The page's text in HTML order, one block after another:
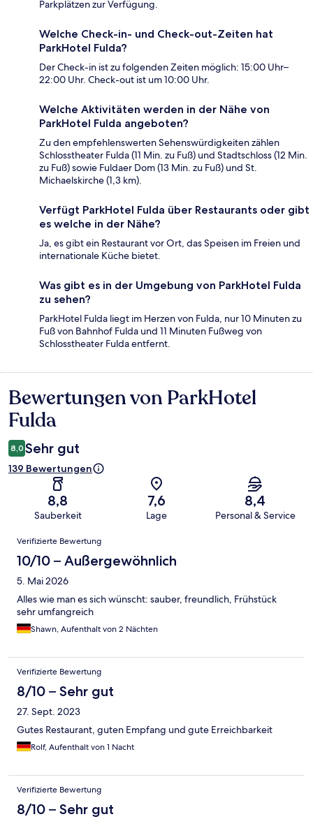
Parkplätzen zur Verfügung.
Welche Check-in- und Check-out-Zeiten hat
ParkHotel Fulda?
Der Check-in ist zu folgenden Zeiten möglich: 15:00 Uhr–
22:00 Uhr. Check-out ist um 10:00 Uhr.
Welche Aktivitäten werden in der Nähe von
ParkHotel Fulda angeboten?
Zu den empfehlenswerten Sehenswürdigkeiten zählen
Schlosstheater Fulda (11 Min. zu Fuß) und Stadtschloss (12 Min.
zu Fuß) sowie Fuldaer Dom (13 Min. zu Fuß) und St.
Michaelskirche (1,3 km).
Verfügt ParkHotel Fulda über Restaurants oder gibt
es welche in der Nähe?
Ja, es gibt ein Restaurant vor Ort, das Speisen im Freien und
internationale Küche bietet.
Was gibt es in der Umgebung von ParkHotel Fulda
zu sehen?
ParkHotel Fulda liegt im Herzen von Fulda, nur 10 Minuten zu
Fuß von Bahnhof Fulda und 11 Minuten Fußweg von
Schlosstheater Fulda entfernt.
Bewertungen
Bewertungen von ParkHotel
Fulda
8,0 Sehr gut
139 Bewertungen
8,8
Sauberkeit
7,6
Lage
8,4
Personal & Service
Bewertungen
Verifizierte Bewertung
10/10 – Außergewöhnlich
5. Mai 2026
Alles wie man es sich wünscht: sauber, freundlich, Frühstück
sehr umfangreich
Shawn, Aufenthalt von 2 Nächten
Verifizierte Bewertung
8/10 – Sehr gut
27. Sept. 2023
Gutes Restaurant, guten Empfang und gute Erreichbarkeit
Rolf, Aufenthalt von 1 Nacht
Verifizierte Bewertung
8/10 – Sehr gut